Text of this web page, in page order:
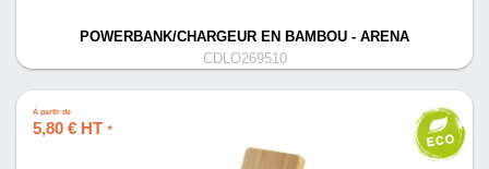
POWERBANK/CHARGEUR EN BAMBOU - ARENA
CDLO269510
À partir de
5,80 € HT *